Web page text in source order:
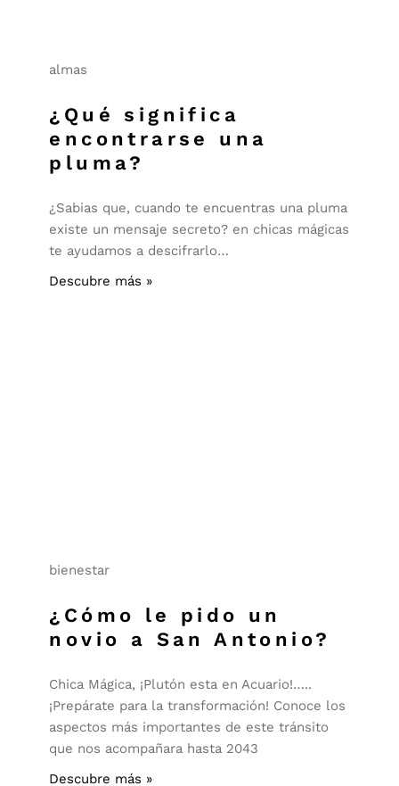
almas
¿Qué significa
encontrarse una
pluma?
¿Sabias que, cuando te encuentras una pluma
existe un mensaje secreto? en chicas mágicas
te ayudamos a descifrarlo…
Descubre más »
bienestar
¿Cómo le pido un
novio a San Antonio?
Chica Mágica, ¡Plutón esta en Acuario!…..
¡Prepárate para la transformación! Conoce los
aspectos más importantes de este tránsito
que nos acompañara hasta 2043
Descubre más »